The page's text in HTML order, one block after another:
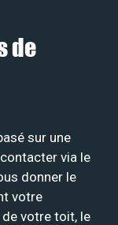
de
sur une
via le
donner le
votre
votre toit, le